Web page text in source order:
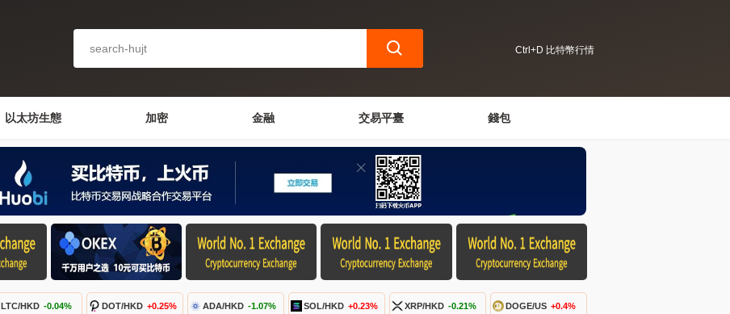
Ctrl+D 比特幣行情
以太坊生態 加密 金融 交易平臺 錢包
LTC/HKD -0.04% DOT/HKD +0.25% ADA/HKD -1.07% SOL/HKD +0.23% XRP/HKD -0.21% DOGE/US +0.4%